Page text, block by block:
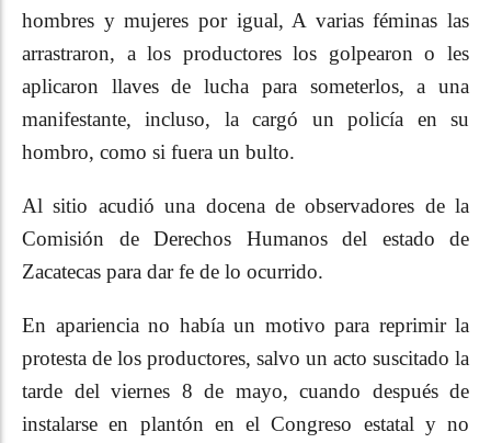
hombres y mujeres por igual, A varias féminas las
arrastraron, a los productores los golpearon o les
aplicaron llaves de lucha para someterlos, a una
manifestante, incluso, la cargó un policía en su
hombro, como si fuera un bulto.
Al sitio acudió una docena de observadores de la
Comisión de Derechos Humanos del estado de
Zacatecas para dar fe de lo ocurrido.
En apariencia no había un motivo para reprimir la
protesta de los productores, salvo un acto suscitado la
tarde del viernes 8 de mayo, cuando después de
instalarse en plantón en el Congreso estatal y no